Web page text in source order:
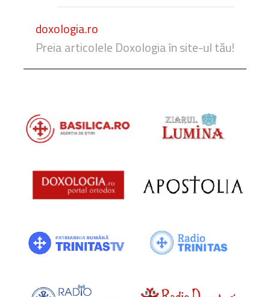
doxologia.ro
Preia articolele Doxologia în site-ul tău!